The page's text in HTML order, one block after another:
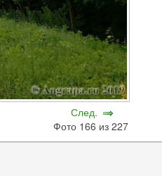
След.
Фото 166 из 227